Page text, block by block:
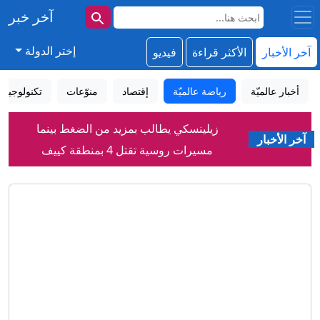
آخر خبر
آخر الأخبار الأكثر قراءة فيديو إختر الدولة
أخبار عالميّة رياضة عالميّة إقتصاد منوّعات تكنولوجيا
آخر الأخبار
زيلينسكي يطالب بمزيد من الضغط بينما
مسيرات روسية تقتل 4 بمنطقة كييف
"البيت الروسي" ببرلين- شبهات